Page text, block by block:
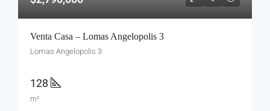
Venta Casa – Lomas Angelopolis 3
Lomas Angelopolis 3
128
m²